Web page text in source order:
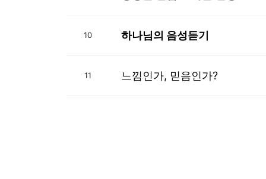
10 하나님의 음성듣기
11 느낌인가, 믿음인가?